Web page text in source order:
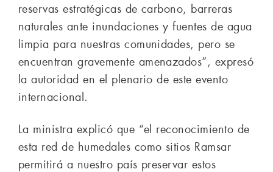
reservas estratégicas de carbono, barreras
naturales ante inundaciones y fuentes de agua
limpia para nuestras comunidades, pero se
encuentran gravemente amenazados”, expresó
la autoridad en el plenario de este evento
internacional.
La ministra explicó que “el reconocimiento de
esta red de humedales como sitios Ramsar
permitirá a nuestro país preservar estos